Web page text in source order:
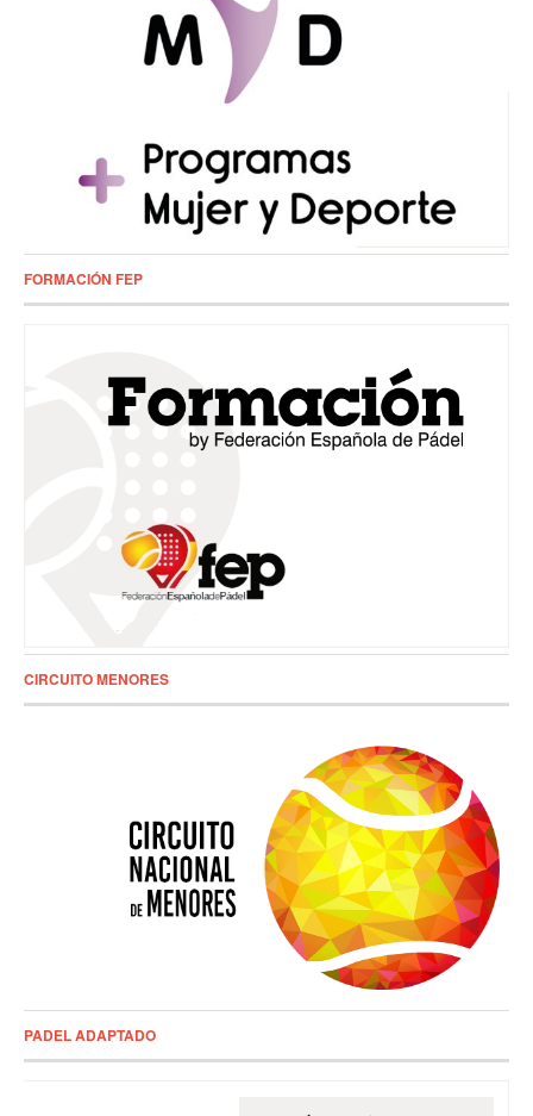
FORMACIÓN FEP
CIRCUITO MENORES
PADEL ADAPTADO